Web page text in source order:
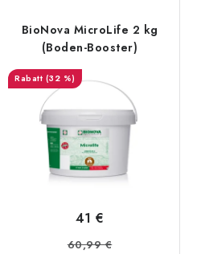
BioNova MicroLife 2 kg
(Boden-Booster)
(32 %)
41 €
60,99 €